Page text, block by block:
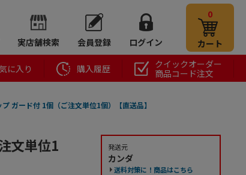
実店舗検索 会員登録 ログイン
0
カート
に入り 購入履歴
クイックオーダー
商品コード注文
ガード付 1個（ご注文単位1個）【直送品】
文単位1
発送元
カンダ
送料対策に！商品はこちら